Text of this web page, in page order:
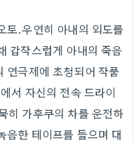
토.우연히 아내의 외도를
갑작스럽게 아내의 죽음
연극제에 초청되어 작품
서 자신의 전속 드라이
히 가후쿠의 차를 운전하
음한 테이프를 들으며 대